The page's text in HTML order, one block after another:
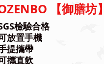
【御膳
檢驗合格
放置手機
提攜帶
攜直飲